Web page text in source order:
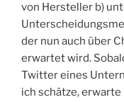
von Hersteller b)
der nun auch über
erwartet wird.
Twitter eines
ich schätze,